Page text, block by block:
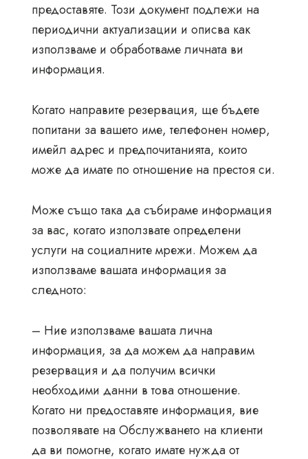
предоставяте. Този документ подлежи на
периодични актуализации и описва как
използваме и обработваме личната ви
информация.
Когато направите резервация, ще бъдете
попитани за вашето име, телефонен номер,
имейл адрес и предпочитанията, които
може да имате по отношение на престоя си.
Може също така да събираме информация
за вас, когато използвате определени
услуги на социалните мрежи. Можем да
използваме вашата информация за
следното:
– Ние използваме вашата лична
информация, за да можем да направим
резервация и да получим всички
необходими данни в това отношение.
Когато ни предоставяте информация, вие
позволявате на Обслужването на клиенти
да ви помогне, когато имате нужда от